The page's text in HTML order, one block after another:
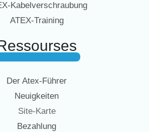
Kabelverschraubung
ATEX-Training
Der Atex-Führer
Neuigkeiten
Site-Karte
Bezahlung